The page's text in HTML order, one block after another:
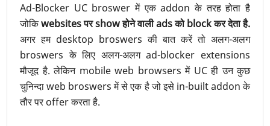
Ad-Blocker UC broswer में एक addon के तरह होता है
जोकिwebsites पर show होने वाली ads को block कर देता है.
अगर हम desktop broswers की बात करें तो अलग-अलग
broswers के लिए अलग-अलग ad-blocker extensions
मौजूद है. लेकिन mobile web browsers में UC ही उन कुछ
चुनिन्दा web broswers में से एक है जो इसे in-built addon के
तौर पर offer करता है.